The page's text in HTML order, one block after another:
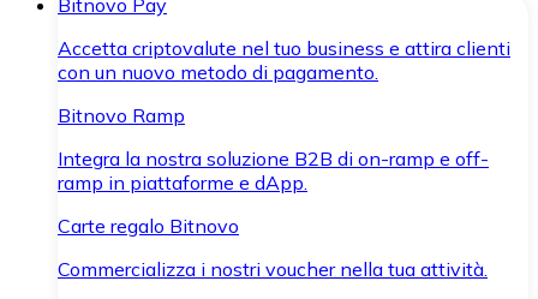
Bitnovo Pay
Accetta criptovalute nel tuo business e attira clienti
con un nuovo metodo di pagamento.
Bitnovo Ramp
Integra la nostra soluzione B2B di on-ramp e off-
ramp in piattaforme e dApp.
Carte regalo Bitnovo
Commercializza i nostri voucher nella tua attività.